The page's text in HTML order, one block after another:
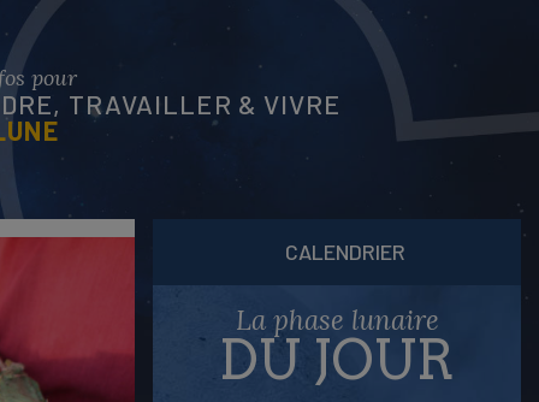
pour
TRAVAILLER & VIVRE
CALENDRIER
La phase lunaire
DU JOUR